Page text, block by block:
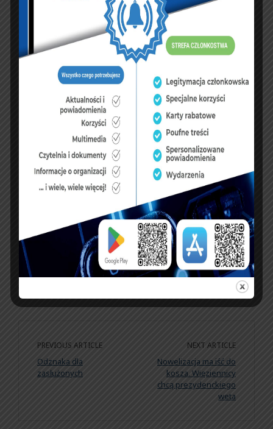
Pismo ZG NSZZFiPW skierowane do Prezydenta RP
Wzór pisma do wypełnienia w wersji edytowalnej
PREVIOUS ARTICLE
Odznaka dla
zasłużonych
NEXT ARTICLE
Nowelizacja ma iść do
kosza. Więziennicy
chcą prezydenckiego
weta